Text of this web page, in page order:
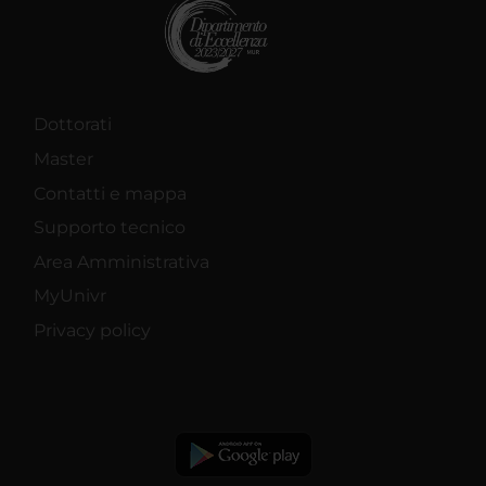
Dottorati
Master
Contatti e mappa
Supporto tecnico
Area Amministrativa
MyUnivr
Privacy policy